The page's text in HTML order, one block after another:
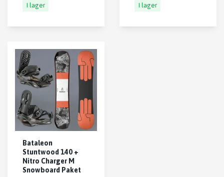
I lager I lager
Bataleon
Stuntwood 140 +
Nitro Charger M
Snowboard Paket